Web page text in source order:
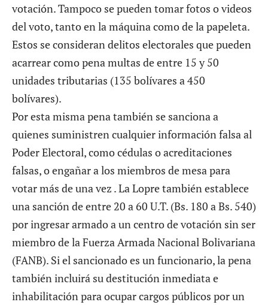
votación. Tampoco se pueden tomar fotos o videos
del voto, tanto en la máquina como de la papeleta.
Estos se consideran delitos electorales que pueden
acarrear como pena multas de entre 15 y 50
unidades tributarias (135 bolívares a 450
bolívares).
Por esta misma pena también se sanciona a
quienes suministren cualquier información falsa al
Poder Electoral, como cédulas o acreditaciones
falsas, o engañar a los miembros de mesa para
votar más de una vez . La Lopre también establece
una sanción de entre 20 a 60 U.T. (Bs. 180 a Bs. 540)
por ingresar armado a un centro de votación sin ser
miembro de la Fuerza Armada Nacional Bolivariana
(FANB). Si el sancionado es un funcionario, la pena
también incluirá su destitución inmediata e
inhabilitación para ocupar cargos públicos por un